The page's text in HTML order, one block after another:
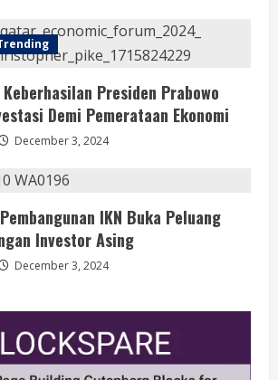
Presiden Prabowo
Demi Pemerataan Ekonomi
December 3, 2024
IKN Buka Peluang
Investor Asing
December 3, 2024